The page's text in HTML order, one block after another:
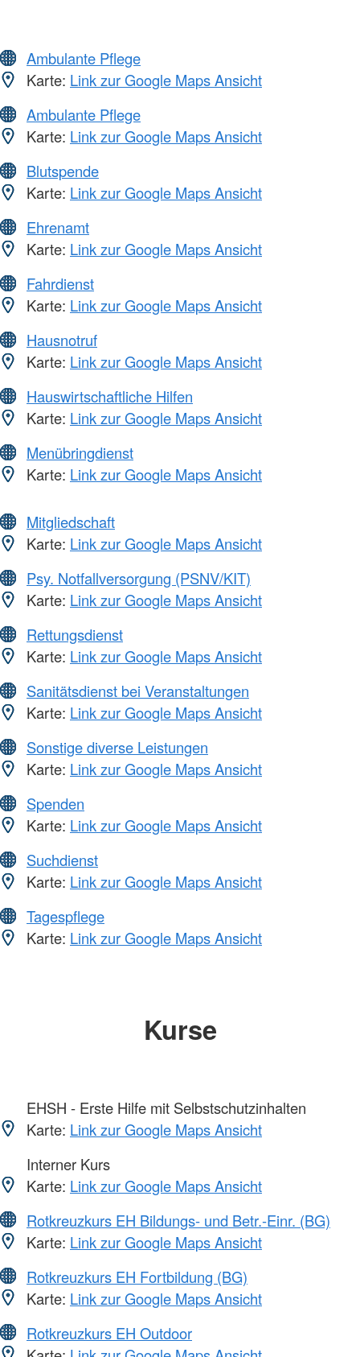
Ambulante Pflege
Karte: Link zur Google Maps Ansicht
Ambulante Pflege
Karte: Link zur Google Maps Ansicht
Blutspende
Karte: Link zur Google Maps Ansicht
Ehrenamt
Karte: Link zur Google Maps Ansicht
Fahrdienst
Karte: Link zur Google Maps Ansicht
Hausnotruf
Karte: Link zur Google Maps Ansicht
Hauswirtschaftliche Hilfen
Karte: Link zur Google Maps Ansicht
Menübringdienst
Karte: Link zur Google Maps Ansicht
Mitgliedschaft
Karte: Link zur Google Maps Ansicht
Psy. Notfallversorgung (PSNV/KIT)
Karte: Link zur Google Maps Ansicht
Rettungsdienst
Karte: Link zur Google Maps Ansicht
Sanitätsdienst bei Veranstaltungen
Karte: Link zur Google Maps Ansicht
Sonstige diverse Leistungen
Karte: Link zur Google Maps Ansicht
Spenden
Karte: Link zur Google Maps Ansicht
Suchdienst
Karte: Link zur Google Maps Ansicht
Tagespflege
Karte: Link zur Google Maps Ansicht
Kurse
EHSH - Erste Hilfe mit Selbstschutzinhalten
Karte: Link zur Google Maps Ansicht
Interner Kurs
Karte: Link zur Google Maps Ansicht
Rotkreuzkurs EH Bildungs- und Betr.-Einr. (BG)
Karte: Link zur Google Maps Ansicht
Rotkreuzkurs EH Fortbildung (BG)
Karte: Link zur Google Maps Ansicht
Rotkreuzkurs EH Outdoor